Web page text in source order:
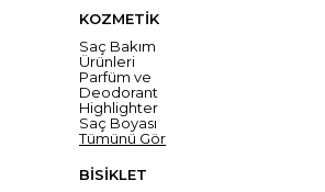
KOZMETİK
Saç Bakım
Ürünleri
Parfüm ve
Deodorant
Highlighter
Saç Boyası
Tümünü Gör
BİSİKLET